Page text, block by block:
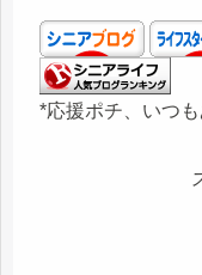
*応援ポチ、いつ